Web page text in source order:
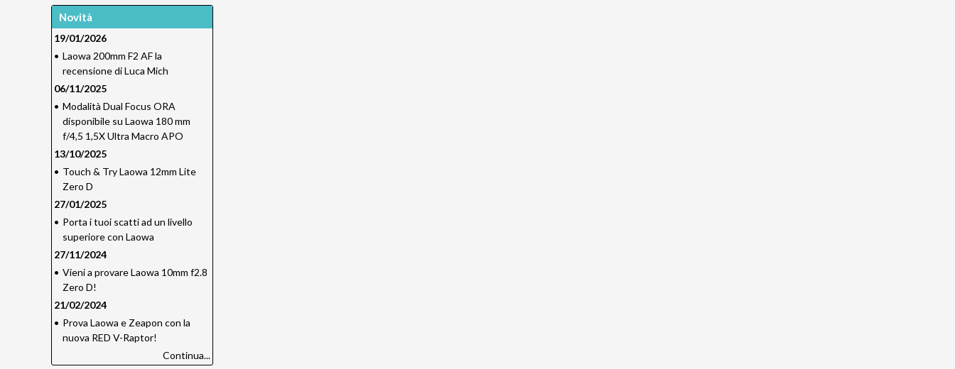
Novità
19/01/2026
• Laowa 200mm F2 AF la
recensione di Luca Mich
06/11/2025
• Modalità Dual Focus ORA
disponibile su Laowa 180 mm
f/4,5 1,5X Ultra Macro APO
13/10/2025
• Touch & Try Laowa 12mm Lite
Zero D
27/01/2025
• Porta i tuoi scatti ad un livello
superiore con Laowa
27/11/2024
• Vieni a provare Laowa 10mm f2.8
Zero D!
21/02/2024
• Prova Laowa e Zeapon con la
nuova RED V-Raptor!
Continua...